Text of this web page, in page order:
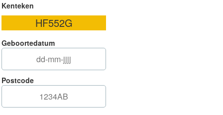
Kenteken
Geboortedatum
Postcode